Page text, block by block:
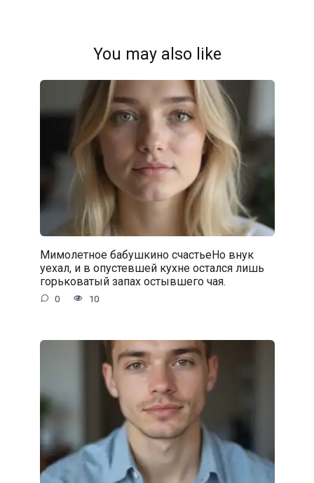
You may also like
Мимолетное бабушкино счастьеНо внук
уехал, и в опустевшей кухне остался лишь
горьковатый запах остывшего чая.
0 10